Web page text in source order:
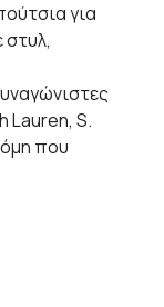
για
στυλ,
Lauren, S.
που